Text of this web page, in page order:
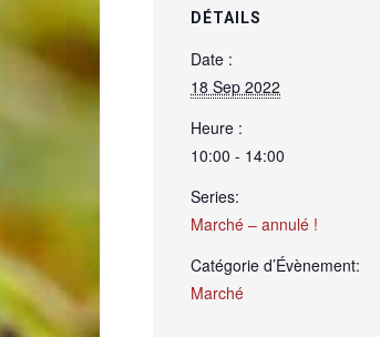
DÉTAILS
Date :
18 Sep 2022
Heure :
10:00 - 14:00
Series:
Marché – annulé !
Catégorie d’Évènement:
Marché